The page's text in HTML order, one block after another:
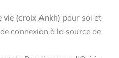
vie (croix Ankh) pour soi et
connexion à la source de